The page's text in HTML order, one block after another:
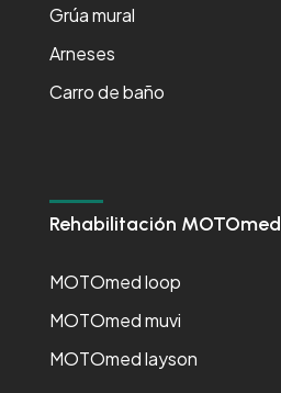
Grúa mural
Arneses
Carro de baño
Rehabilitación MOTOmed
MOTOmed loop
MOTOmed muvi
MOTOmed layson